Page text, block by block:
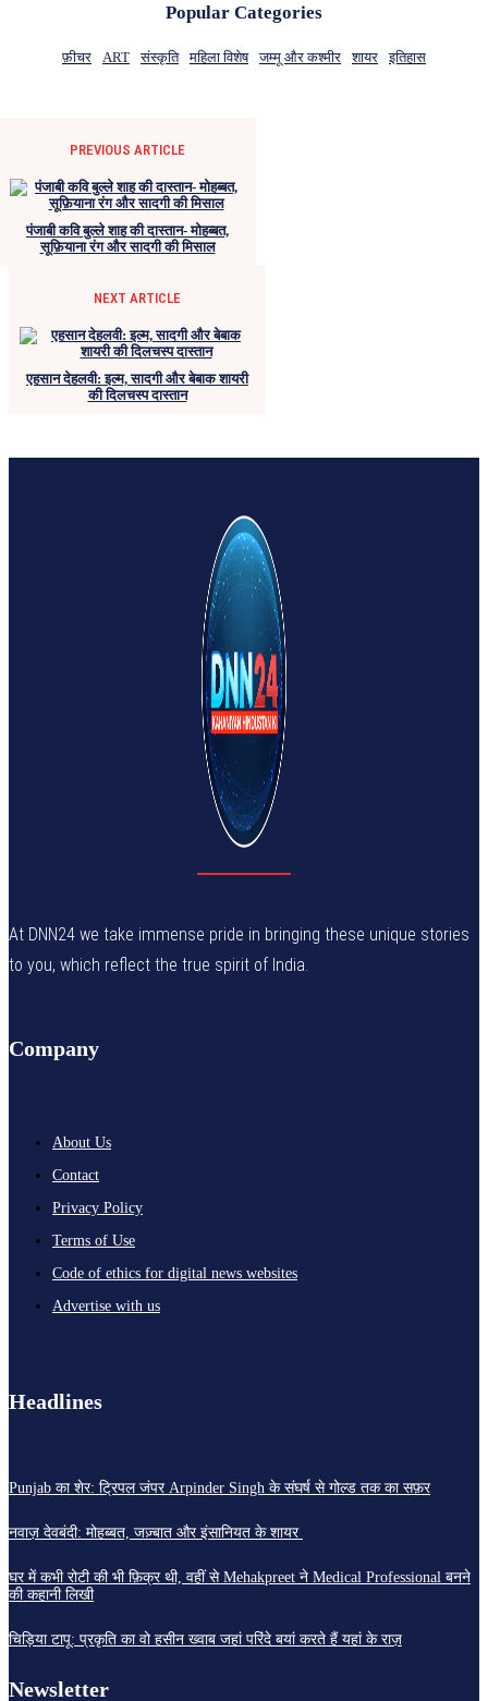
Popular Categories
फ़ीचर ART संस्कृति महिला विशेष जम्मू और कश्मीर शायर इतिहास
PREVIOUS ARTICLE
पंजाबी कवि बुल्ले शाह की दास्तान- मोहब्बत,
सूफ़ियाना रंग और सादगी की मिसाल
NEXT ARTICLE
एहसान देहलवी: इल्म, सादगी और बेबाक शायरी
की दिलचस्प दास्तान
At DNN24 we take immense pride in bringing these unique stories
to you, which reflect the true spirit of India.
Company
About Us
Contact
Privacy Policy
Terms of Use
Code of ethics for digital news websites
Advertise with us
Headlines
Punjab का शेर: ट्रिपल जंपर Arpinder Singh के संघर्ष से गोल्ड तक का सफ़र
नवाज़ देवबंदी: मोहब्बत, जज़्बात और इंसानियत के शायर
घर में कभी रोटी की भी फ़िक्र थी, वहीं से Mehakpreet ने Medical Professional बनने
की कहानी लिखी
चिड़िया टापू: प्रकृति का वो हसीन ख्वाब जहां परिंदे बयां करते हैं यहां के राज़
Newsletter